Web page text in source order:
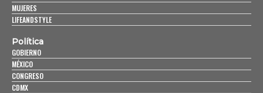
MUJERES
LIFEANDSTYLE
Política
GOBIERNO
MÉXICO
CONGRESO
CDMX